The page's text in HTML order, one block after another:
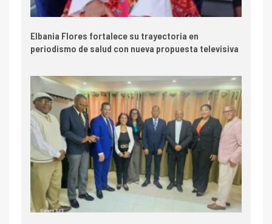
Elbania Flores fortalece su trayectoria en
periodismo de salud con nueva propuesta televisiva